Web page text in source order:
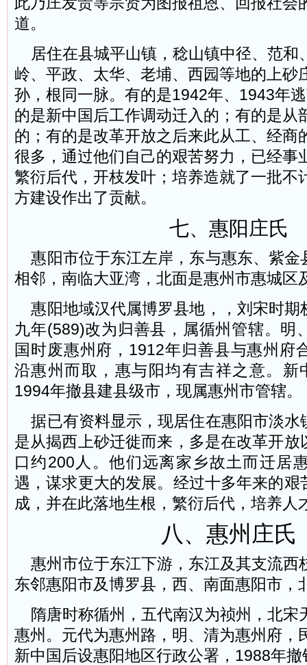
道。
居住在县城平山镇，稔山镇中径、范和
岭、平政、太华、老埔、西园等地的上砂
孙，根同一脉。有的是1942年、1943年
的是新中国后工作调动迁入的；有的是从
的；有的是改革开放之后来此从工、经商
很多，通过他们自己的艰苦努力，已经事
繁衍后代，开枝发叶；培养造就了一批不
方建设作出了贡献。
七、惠阳庄氏
惠阳市位于东江左岸，东与惠东、紫金
相邻，南临大亚湾，北面是惠州市惠城区
惠阳地域汉代属博罗县地，，刘宋时期
九年(589)改为归善县，属循州管辖。明
国时废惠州府，1912年归善县与惠州府
沿惠州而取，惠与阳均有吉祥之意。新
1994年撤县建县级市，现属惠州市管辖。
据已有资料显示，现居住在惠阳市淡水
是从揭西上砂迁徙而来，多是在改革开放
口约200人。他们远离家乡故土而迁居
遇，谋求更大的发展。经过十多年来的艰
成，并在此落地生根，繁衍后代，培养人
八、惠州庄氏
惠州市位于东江下游，东江及其支流西
东邻惠阳市及博罗县，西、南面惠阳市，
隋唐时称循州，五代南汉为祯州，北宋
惠州。元代为惠州路，明、清为惠州府，
新中国后设惠阳地区行政公署，1988年